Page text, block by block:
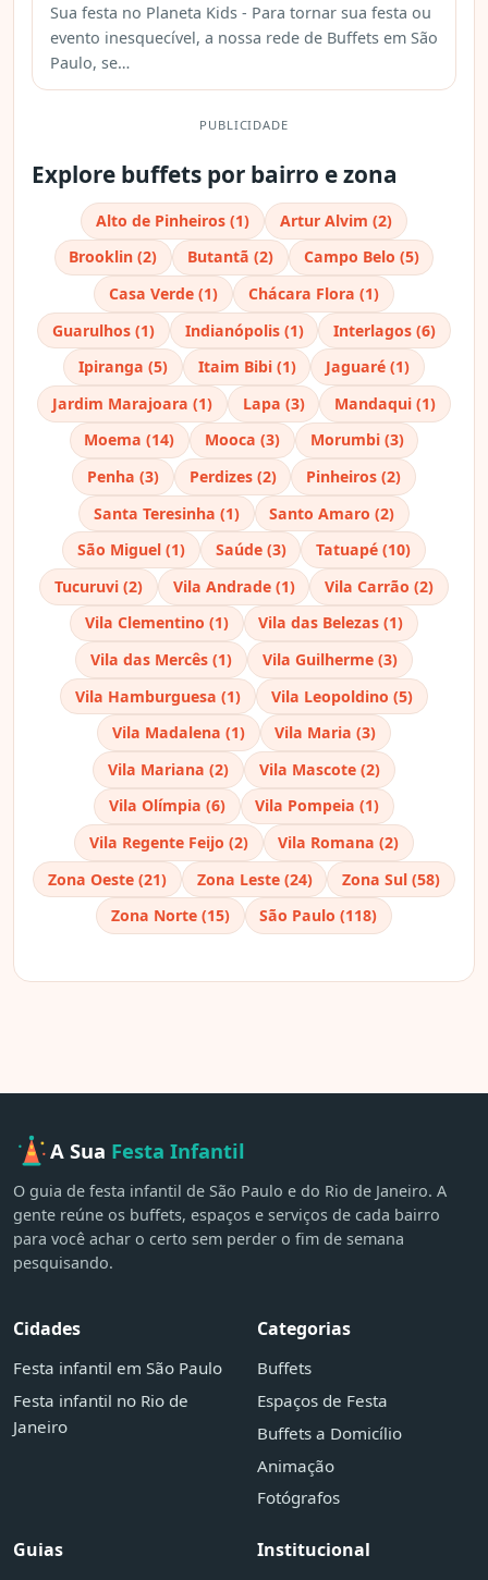
Sua festa no Planeta Kids - Para tornar sua festa ou
evento inesquecível, a nossa rede de Buffets em São
Paulo, se…
PUBLICIDADE
Explore buffets por bairro e zona
Alto de Pinheiros (1)
Artur Alvim (2)
Brooklin (2)
Butantã (2)
Campo Belo (5)
Casa Verde (1)
Chácara Flora (1)
Guarulhos (1)
Indianópolis (1)
Interlagos (6)
Ipiranga (5)
Itaim Bibi (1)
Jaguaré (1)
Jardim Marajoara (1)
Lapa (3)
Mandaqui (1)
Moema (14)
Mooca (3)
Morumbi (3)
Penha (3)
Perdizes (2)
Pinheiros (2)
Santa Teresinha (1)
Santo Amaro (2)
São Miguel (1)
Saúde (3)
Tatuapé (10)
Tucuruvi (2)
Vila Andrade (1)
Vila Carrão (2)
Vila Clementino (1)
Vila das Belezas (1)
Vila das Mercês (1)
Vila Guilherme (3)
Vila Hamburguesa (1)
Vila Leopoldino (5)
Vila Madalena (1)
Vila Maria (3)
Vila Mariana (2)
Vila Mascote (2)
Vila Olímpia (6)
Vila Pompeia (1)
Vila Regente Feijo (2)
Vila Romana (2)
Zona Oeste (21)
Zona Leste (24)
Zona Sul (58)
Zona Norte (15)
São Paulo (118)
A Sua Festa Infantil
O guia de festa infantil de São Paulo e do Rio de Janeiro. A
gente reúne os buffets, espaços e serviços de cada bairro
para você achar o certo sem perder o fim de semana
pesquisando.
Cidades
Festa infantil em São Paulo
Festa infantil no Rio de
Janeiro
Categorias
Buffets
Espaços de Festa
Buffets a Domicílio
Animação
Fotógrafos
Guias Institucional